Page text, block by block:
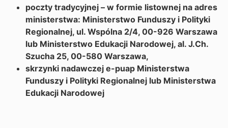
poczty tradycyjnej – w formie listownej na adres
ministerstwa: Ministerstwo Funduszy i Polityki
Regionalnej, ul. Wspólna 2/4, 00-926 Warszawa
lub Ministerstwo Edukacji Narodowej, al. J.Ch.
Szucha 25, 00-580 Warszawa,
skrzynki nadawczej e-puap Ministerstwa
Funduszy i Polityki Regionalnej lub Ministerstwa
Edukacji Narodowej